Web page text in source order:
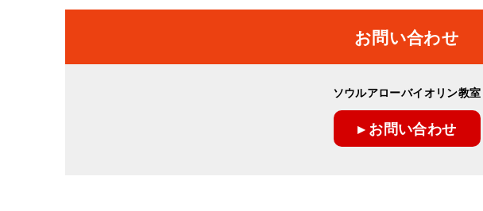
お問い合わせ
ソウルアローバイオリン教室
▸ お問い合わせ